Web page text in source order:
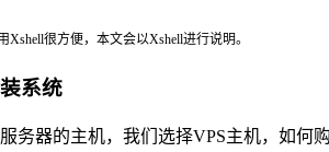
很方便，本文会以Xshell进行说明。
系统
务器的主机，我们选择VPS主机，如何